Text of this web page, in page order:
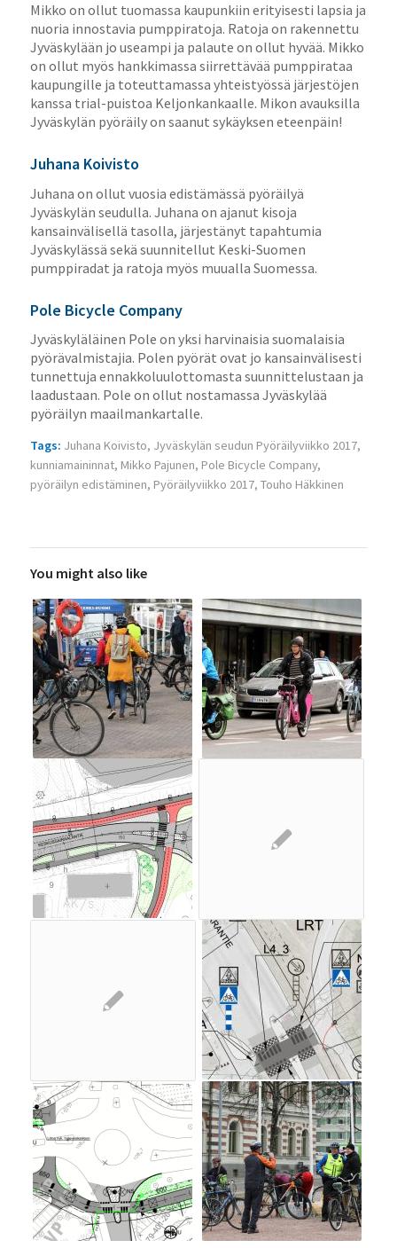
Mikko on ollut tuomassa kaupunkiin erityisesti lapsia ja
nuoria innostavia pumppiratoja. Ratoja on rakennettu
Jyväskylään jo useampi ja palaute on ollut hyvää. Mikko
on ollut myös hankkimassa siirrettävää pumppirataa
kaupungille ja toteuttamassa yhteistyössä järjestöjen
kanssa trial-puistoa Keljonkankaalle. Mikon avauksilla
Jyväskylän pyöräily on saanut sykäyksen eteenpäin!
Juhana Koivisto
Juhana​ ​on​ ​ollut​ ​vuosia​ ​edistämässä​ ​pyöräilyä​ ​
Jyväskylän​ ​seudulla.​ ​Juhana​ ​on​ ​ajanut​ ​kisoja
kansainvälisellä​ ​tasolla,​ ​järjestänyt​ ​tapahtumia​ ​
Jyväskylässä​ ​sekä​ ​suunnitellut​ ​Keski-Suomen
pumppiradat​ ​ja​ ​ratoja​ ​myös​ ​muualla​ ​Suomessa.
Pole Bicycle Company
Jyväskyläläinen Pole on yksi harvinaisia suomalaisia
pyörävalmistajia. Polen pyörät ovat jo kansainvälisesti
tunnettuja ennakkoluulottomasta suunnittelustaan ja
laadustaan. Pole on ollut nostamassa Jyväskylää
pyöräilyn maailmankartalle.
Tags: Juhana Koivisto, Jyväskylän seudun Pyöräilyviikko 2017,
kunniamaininnat, Mikko Pajunen, Pole Bicycle Company,
pyöräilyn edistäminen, Pyöräilyviikko 2017, Touho Häkkinen
You might also like